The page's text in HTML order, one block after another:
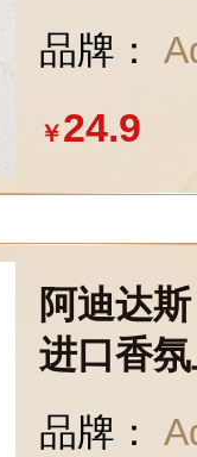
50ml 72
去臭净味
品牌：
￥24.9
阿迪达
进口香
爽男士
品牌：